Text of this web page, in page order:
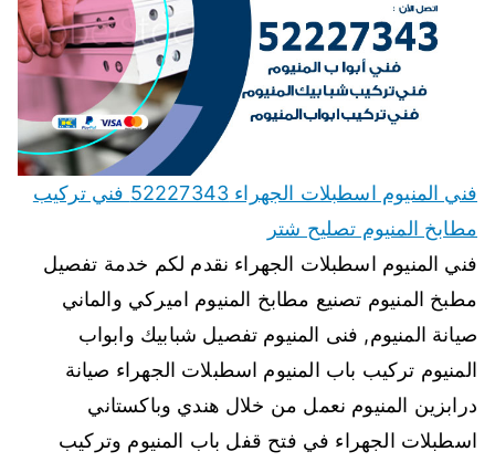
فني المنيوم اسطبلات الجهراء 52227343 فني تركيب
مطابخ المنيوم تصليح شتر
فني المنيوم اسطبلات الجهراء نقدم لكم خدمة تفصيل
مطبخ المنيوم تصنيع مطابخ المنيوم اميركي والماني
صيانة المنيوم, فنى المنيوم تفصيل شبابيك وابواب
المنيوم تركيب باب المنيوم اسطبلات الجهراء صيانة
درابزين المنيوم نعمل من خلال هندي وباكستاني
اسطبلات الجهراء في فتح قفل باب المنيوم وتركيب